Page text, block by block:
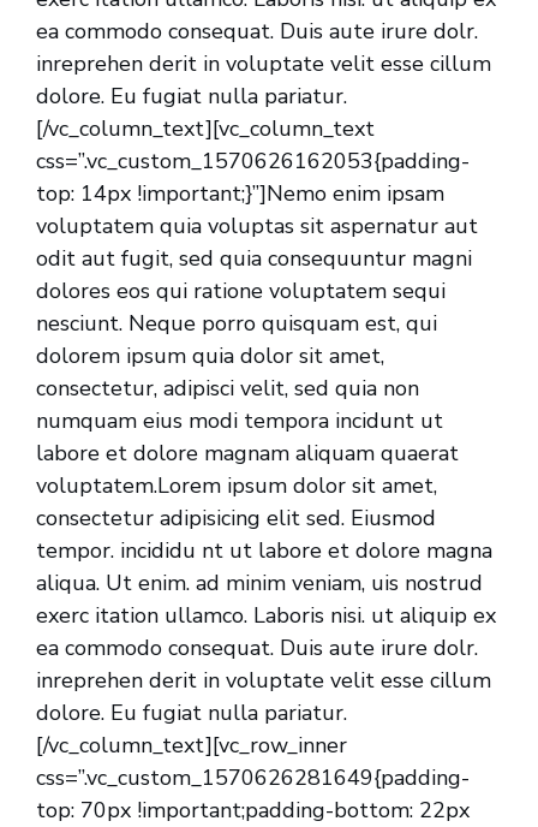
ea commodo consequat. Duis aute irure dolr.
inreprehen derit in voluptate velit esse cillum
dolore. Eu fugiat nulla pariatur.
[/vc_column_text][vc_column_text
css=”.vc_custom_1570626162053{padding-
top: 14px !important;}”]Nemo enim ipsam
voluptatem quia voluptas sit aspernatur aut
odit aut fugit, sed quia consequuntur magni
dolores eos qui ratione voluptatem sequi
nesciunt. Neque porro quisquam est, qui
dolorem ipsum quia dolor sit amet,
consectetur, adipisci velit, sed quia non
numquam eius modi tempora incidunt ut
labore et dolore magnam aliquam quaerat
voluptatem.Lorem ipsum dolor sit amet,
consectetur adipisicing elit sed. Eiusmod
tempor. incididu nt ut labore et dolore magna
aliqua. Ut enim. ad minim veniam, uis nostrud
exerc itation ullamco. Laboris nisi. ut aliquip ex
ea commodo consequat. Duis aute irure dolr.
inreprehen derit in voluptate velit esse cillum
dolore. Eu fugiat nulla pariatur.
[/vc_column_text][vc_row_inner
css=”.vc_custom_1570626281649{padding-
top: 70px !important;padding-bottom: 22px